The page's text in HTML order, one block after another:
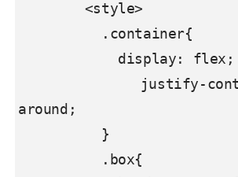
around;